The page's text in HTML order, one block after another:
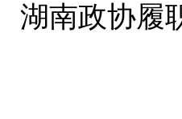
湖南政协履